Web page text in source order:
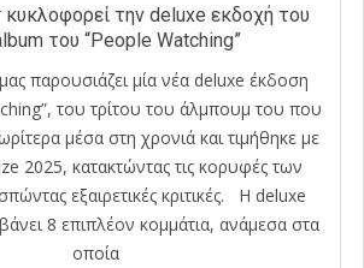
κυκλοφορεί την deluxe εκδοχή του
του “People Watching”
παρουσιάζει μία νέα deluxe έκδοση
του τρίτου του άλμπουμ του που
μέσα στη χρονιά και τιμήθηκε με
2025, κατακτώντας τις κορυφές των
εξαιρετικές κριτικές. Η deluxe
8 επιπλέον κομμάτια, ανάμεσα στα
οποία